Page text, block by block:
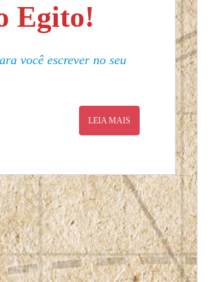
Egito!
você escrever no seu
LEIA MAIS